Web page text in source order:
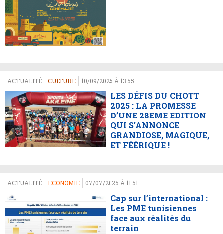
ACTUALITÉ CULTURE 10/09/2025 À 13:55
LES DÉFIS DU CHOTT
2025 : LA PROMESSE
D’UNE 28EME EDITION
QUI S’ANNONCE
GRANDIOSE, MAGIQUE,
ET FÉÉRIQUE !
ACTUALITÉ ECONOMIE 07/07/2025 À 11:51
Cap sur l’international :
Les PME tunisiennes
face aux réalités du
terrain